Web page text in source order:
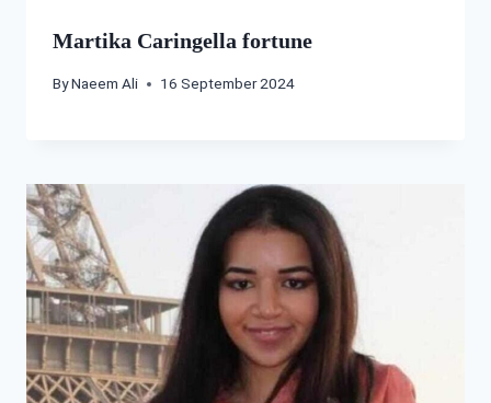
Martika Caringella fortune
ByNaeem Ali 16 September 2024